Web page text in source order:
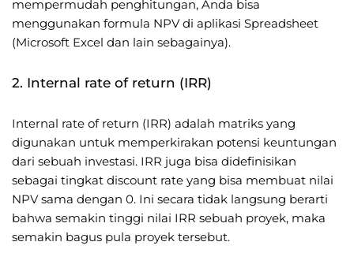
mempermudah penghitungan, Anda bisa
menggunakan formula NPV di aplikasi Spreadsheet
(Microsoft Excel dan lain sebagainya).
2. Internal rate of return (IRR)
Internal rate of return (IRR) adalah matriks yang
digunakan untuk memperkirakan potensi keuntungan
dari sebuah investasi. IRR juga bisa didefinisikan
sebagai tingkat discount rate yang bisa membuat nilai
NPV sama dengan 0. Ini secara tidak langsung berarti
bahwa semakin tinggi nilai IRR sebuah proyek, maka
semakin bagus pula proyek tersebut.